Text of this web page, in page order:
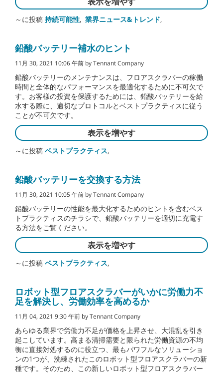
～に投稿 持続可能性, 業界ニュース&トレンド,
鉛酸バッテリー補水のヒント
11月 30, 2021 10:06 午前 by Tennant Company
鉛酸バッテリーのメンテナンスは、フロアスクラバーの稼働
時間と全体的なパフォーマンスを最適化するために不可欠で
す。お客様の投資を保護するためには、鉛酸バッテリーを給
水する際に、適切なプロトコルとベストプラクティスに従う
ことが不可欠です。
表示を増やす
～に投稿 ベストプラクティス,
鉛酸バッテリーを交換する方法
11月 30, 2021 10:05 午前 by Tennant Company
鉛酸バッテリーの性能を最大化するためのヒントを含むベス
トプラクティスのチラシで、鉛酸バッテリーを適切に充電す
る方法をご覧ください。
表示を増やす
～に投稿 ベストプラクティス,
ロボット型フロアスクラバーがいかに労働力不
足を解決し、労働効率を高めるか
11月 04, 2021 9:30 午前 by Tennant Company
あらゆる業界で労働力不足が価格を上昇させ、大混乱を引き
起こしています。高まる清掃需要と限られた労働資源の不均
衡に直接対処するのに役立つ、最もパワフルなソリューショ
ンの1つが、洗練されたこのロボット型フロアスクラバーの新
種です。そのため、この新しいロボット型フロアスクラバー